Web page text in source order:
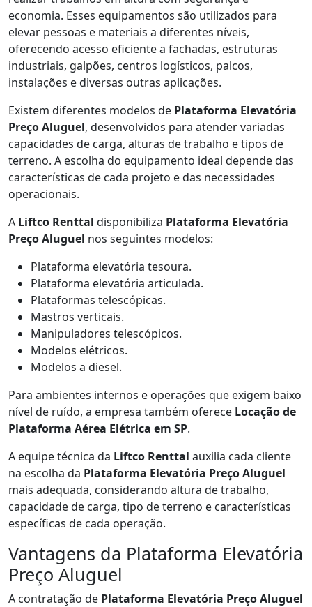
economia. Esses equipamentos são utilizados para
elevar pessoas e materiais a diferentes níveis,
oferecendo acesso eficiente a fachadas, estruturas
industriais, galpões, centros logísticos, palcos,
instalações e diversas outras aplicações.
Existem diferentes modelos de Plataforma Elevatória
Preço Aluguel, desenvolvidos para atender variadas
capacidades de carga, alturas de trabalho e tipos de
terreno. A escolha do equipamento ideal depende das
características de cada projeto e das necessidades
operacionais.
A Liftco Renttal disponibiliza Plataforma Elevatória
Preço Aluguel nos seguintes modelos:
Plataforma elevatória tesoura.
Plataforma elevatória articulada.
Plataformas telescópicas.
Mastros verticais.
Manipuladores telescópicos.
Modelos elétricos.
Modelos a diesel.
Para ambientes internos e operações que exigem baixo
nível de ruído, a empresa também oferece Locação de
Plataforma Aérea Elétrica em SP.
A equipe técnica da Liftco Renttal auxilia cada cliente
na escolha da Plataforma Elevatória Preço Aluguel
mais adequada, considerando altura de trabalho,
capacidade de carga, tipo de terreno e características
específicas de cada operação.
Vantagens da Plataforma Elevatória
Preço Aluguel
A contratação de Plataforma Elevatória Preço Aluguel